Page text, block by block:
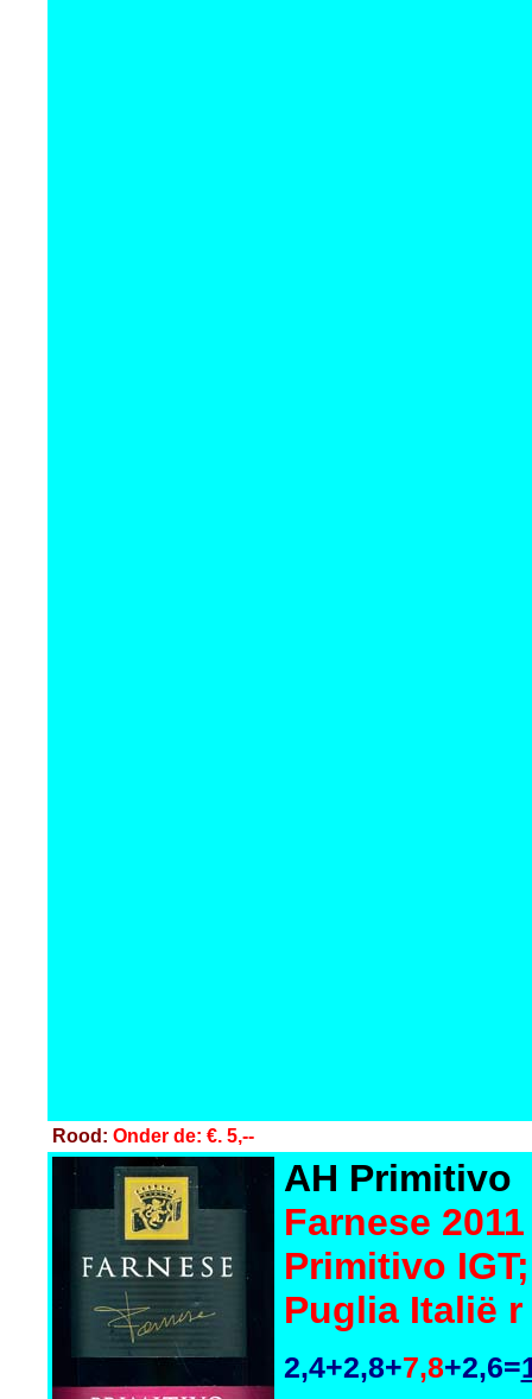
Rood: Onder de: €. 5,--
AH Primitivo
Farnese 2011
Primitivo IGT;
Puglia Italië r
2,4+2,8+7,8+2,6=